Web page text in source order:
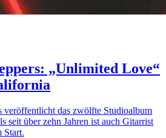
„Unlimited Love“
veröffentlicht das zwölfte Studioalbum
seit über zehn Jahren ist auch Gitarrist
Start.